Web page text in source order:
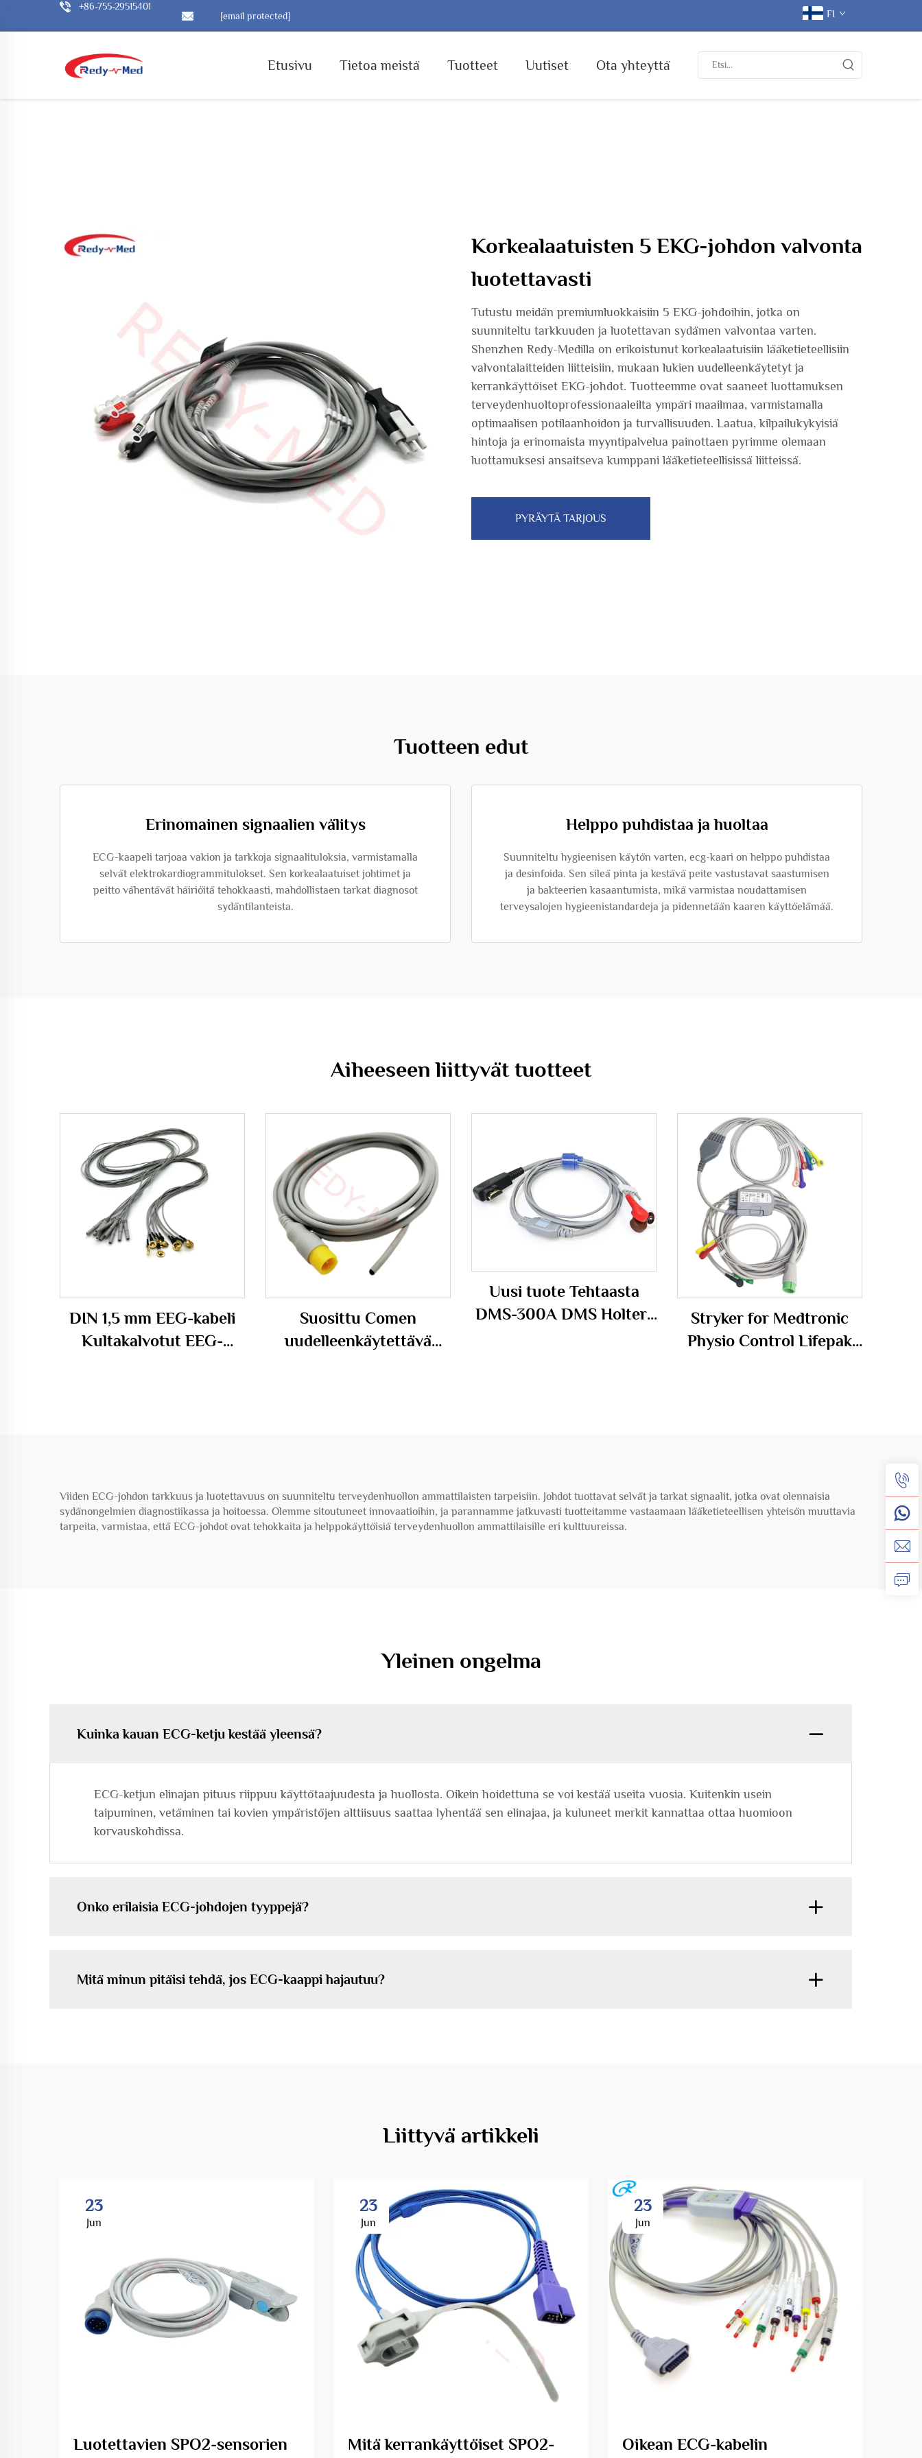
+86-755-29515401
[email protected]
FI
Etusivu Tietoa meistä Tuotteet Uutiset Ota yhteyttä
Korkealaatuisten 5 EKG-johdon valvonta
luotettavasti
Tutustu meidän premiumluokkaisiin 5 EKG-johdoihin, jotka on
suunniteltu tarkkuuden ja luotettavan sydämen valvontaa varten.
Shenzhen Redy-Medilla on erikoistunut korkealaatuisiin lääketieteellisiin
valvontalaitteiden liitteisiin, mukaan lukien uudelleenkäytetyt ja
kerrankäyttöiset EKG-johdot. Tuotteemme ovat saaneet luottamuksen
terveydenhuoltoprofessionaaleilta ympäri maailmaa, varmistamalla
optimaalisen potilaanhoidon ja turvallisuuden. Laatua, kilpailukykyisiä
hintoja ja erinomaista myyntipalvelua painottaen pyrimme olemaan
luottamuksesi ansaitseva kumppani lääketieteellisissä liitteissä.
PYRÄYTÄ TARJOUS
Tuotteen edut
Erinomainen signaalien välitys
ECG-kaapeli tarjoaa vakion ja tarkkoja signaalituloksia, varmistamalla
selvät elektrokardiogrammitulokset. Sen korkealaatuiset johtimet ja
peitto vähentävät häiriöitä tehokkaasti, mahdollistaen tarkat diagnosot
sydäntilanteista.
Helppo puhdistaa ja huoltaa
Suunniteltu hygieenisen käytön varten, ecg-kaari on helppo puhdistaa
ja desinfoida. Sen sileä pinta ja kestävä peite vastustavat saastumisen
ja bakteerien kasaantumista, mikä varmistaa noudattamisen
terveysalojen hygieenistandardeja ja pidennetään kaaren käyttöelämää.
Aiheeseen liittyvät tuotteet
DIN 1,5 mm EEG-kabeli
Kultakalvotut EEG-
Suosittu Comen
uudelleenkäytettävä
Uusi tuote Tehtaasta
DMS-300A DMS Holter-
Stryker for Medtronic
Physio Control Lifepak
Viiden ECG-johdon tarkkuus ja luotettavuus on suunniteltu terveydenhuollon ammattilaisten tarpeisiin. Johdot tuottavat selvät ja tarkat signaalit, jotka ovat olennaisia
sydänongelmien diagnostiikassa ja hoitoessa. Olemme sitoutuneet innovaatioihin, ja parannamme jatkuvasti tuotteitamme vastaamaan lääketieteellisen yhteisön muuttavia
tarpeita, varmistaa, että ECG-johdot ovat tehokkaita ja helppokäyttöisiä terveydenhuollon ammattilaisille eri kulttuureissa.
Yleinen ongelma
Kuinka kauan ECG-ketju kestää yleensä?
ECG-ketjun elinajan pituus riippuu käyttötaajuudesta ja huollosta. Oikein hoidettuna se voi kestää useita vuosia. Kuitenkin usein
taipuminen, vetäminen tai kovien ympäristöjen alttiisuus saattaa lyhentää sen elinajaa, ja kuluneet merkit kannattaa ottaa huomioon
korvauskohdissa.
Onko erilaisia ECG-johdojen tyyppejä?
Mitä minun pitäisi tehdä, jos ECG-kaappi hajautuu?
Liittyvä artikkeli
23
Jun
Luotettavien SPO2-sensorien
23
Jun
Mitä kerrankäyttöiset SPO2-
23
Jun
Oikean ECG-kabelin